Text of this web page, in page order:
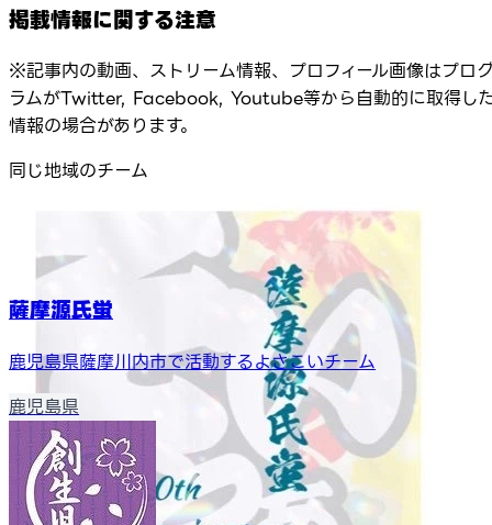
掲載情報に関する注意
※記事内の動画、ストリーム情報、プロフィール画像はプロ
ラムがTwitter, Facebook, Youtube等から自動的に取得し
情報の場合があります。
同じ地域のチーム
薩摩源氏蛍
鹿児島県薩摩川内市で活動するよさこいチーム
鹿児島県